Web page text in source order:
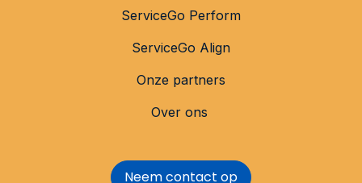
ServiceGo Perform
ServiceGo Align
Onze partners
Over ons
Neem contact op